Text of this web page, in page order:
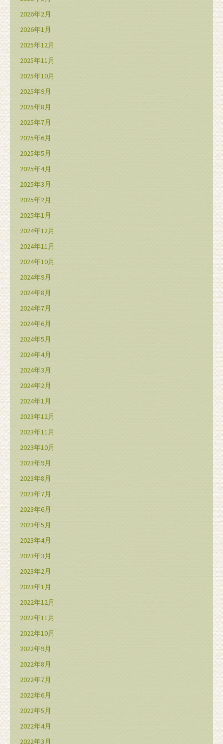
2026年2月
2026年1月
2025年12月
2025年11月
2025年10月
2025年9月
2025年8月
2025年7月
2025年6月
2025年5月
2025年4月
2025年3月
2025年2月
2025年1月
2024年12月
2024年11月
2024年10月
2024年9月
2024年8月
2024年7月
2024年6月
2024年5月
2024年4月
2024年3月
2024年2月
2024年1月
2023年12月
2023年11月
2023年10月
2023年9月
2023年8月
2023年7月
2023年6月
2023年5月
2023年4月
2023年3月
2023年2月
2023年1月
2022年12月
2022年11月
2022年10月
2022年9月
2022年8月
2022年7月
2022年6月
2022年5月
2022年4月
2022年3月